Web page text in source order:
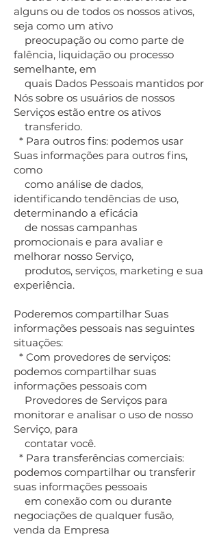
alguns ou de todos os nossos ativos,
seja como um ativo
preocupação ou como parte de
falência, liquidação ou processo
semelhante, em
quais Dados Pessoais mantidos por
Nós sobre os usuários de nossos
Serviços estão entre os ativos
transferido.
* Para outros fins: podemos usar
Suas informações para outros fins,
como
como análise de dados,
identificando tendências de uso,
determinando a eficácia
de nossas campanhas
promocionais e para avaliar e
melhorar nosso Serviço,
produtos, serviços, marketing e sua
experiência.
Poderemos compartilhar Suas
informações pessoais nas seguintes
situações:
* Com provedores de serviços:
podemos compartilhar suas
informações pessoais com
Provedores de Serviços para
monitorar e analisar o uso de nosso
Serviço, para
contatar você.
* Para transferências comerciais:
podemos compartilhar ou transferir
suas informações pessoais
em conexão com ou durante
negociações de qualquer fusão,
venda da Empresa